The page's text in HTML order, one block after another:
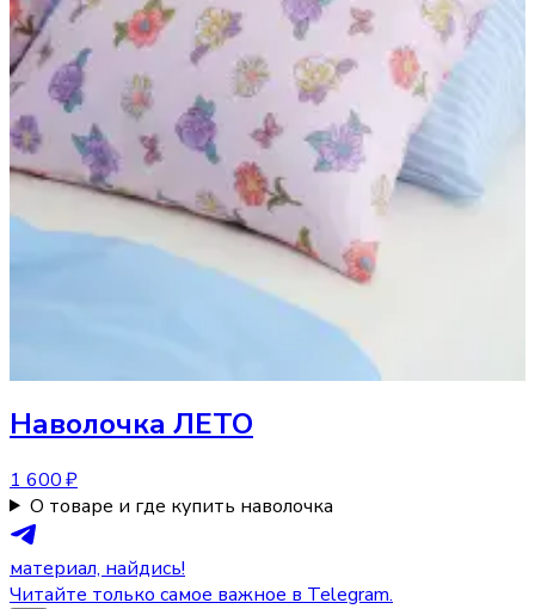
Наволочка ЛЕТО
1 600 ₽
О товаре и где купить наволочка
материал, найдись!
Читайте только самое важное в Telegram.